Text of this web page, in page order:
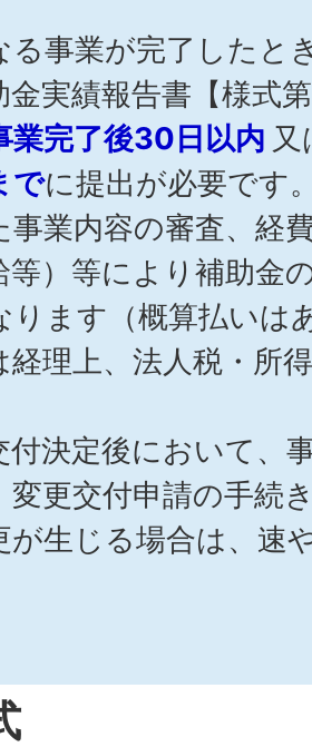
る事業が完了したと
金実績報告書【様式
業完了後30日以内
でに提出が必要です
事業内容の審査、経
等）等により補助金
ります（概算払いは
経理上、法人税・所
付決定後において、
変更交付申請の手続
が生じる場合は、速